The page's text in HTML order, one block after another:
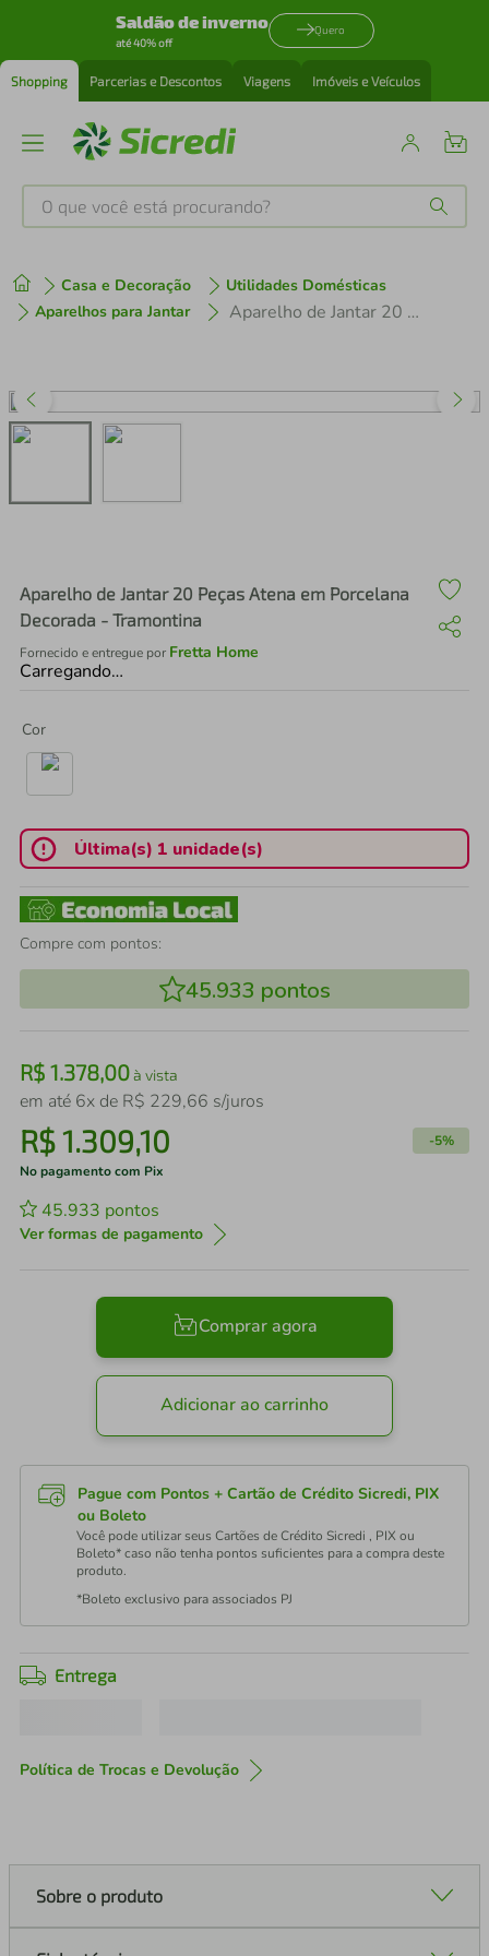
Saldão de inverno
até 40% off
Quero
Shopping Parcerias e Descontos Viagens Imóveis e Veículos
O que você está procurando?
Casa e Decoração
Utilidades Domésticas
Aparelhos para Jantar
Aparelho de Jantar 20 Peças Atena em Porcelana Decorada - Tramontina
Aparelho de Jantar 20 Peças Atena em Porcelana
Decorada - Tramontina
Fornecido e entregue por Fretta Home
Carregando…
Cor
Última(s) 1 unidade(s)
Compre com pontos:
45.933 pontos
R$ 1.378,00à vista
em até 6x de R$ 229,66 s/juros
R$1.309,10 -5%
No pagamento com Pix
45.933 pontos
Ver formas de pagamento
Comprar agora
Adicionar ao carrinho
Pague com Pontos + Cartão de Crédito Sicredi, PIX
ou Boleto
Você pode utilizar seus Cartões de Crédito Sicredi , PIX ou
Boleto* caso não tenha pontos suficientes para a compra deste
produto.
*Boleto exclusivo para associados PJ
Entrega
Política de Trocas e Devolução
Sobre o produto
1º tenis
3º perfume